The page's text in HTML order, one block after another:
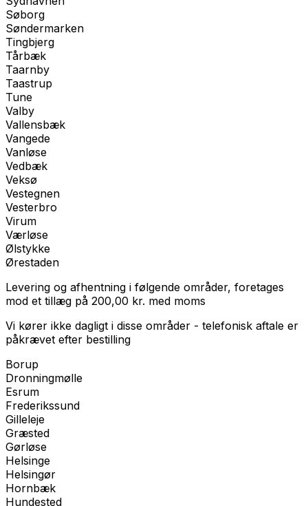
Søborg
Søndermarken
Tingbjerg
Tårbæk
Taarnby
Taastrup
Tune
Valby
Vallensbæk
Vangede
Vanløse
Vedbæk
Veksø
Vestegnen
Vesterbro
Virum
Værløse
Ølstykke
Ørestaden
Levering og afhentning i følgende områder, foretages
mod et tillæg på 200,00 kr. med moms
Vi kører ikke dagligt i disse områder - telefonisk aftale er
påkrævet efter bestilling
Borup
Dronningmølle
Esrum
Frederikssund
Gilleleje
Græsted
Gørløse
Helsinge
Helsingør
Hornbæk
Hundested